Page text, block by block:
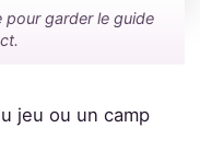
pour garder le guide
jeu ou un camp